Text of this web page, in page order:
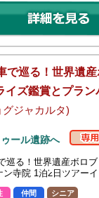
で巡る！世界遺
イズ鑑賞とプラン
グジャカルタ)
ール遺跡へ
仲間 シニア